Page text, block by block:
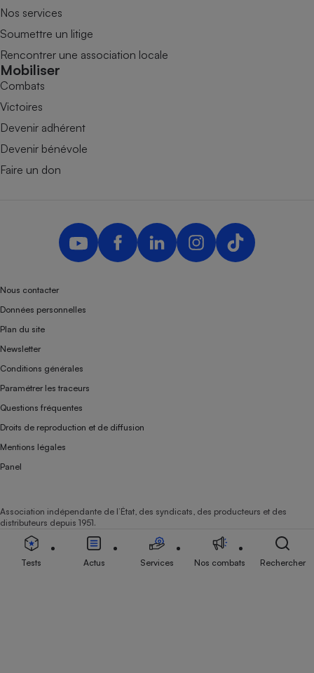
Nos services
Soumettre un litige
Rencontrer une association locale
Mobiliser
Combats
Victoires
Devenir adhérent
Devenir bénévole
Faire un don
Nous contacter
Données personnelles
Plan du site
Newsletter
Conditions générales
Paramétrer les traceurs
Questions fréquentes
Droits de reproduction et de diffusion
Mentions légales
Panel
Association indépendante de l’État, des syndicats, des producteurs et des
distributeurs depuis 1951.
Tests Actus Services Nos combats Rechercher